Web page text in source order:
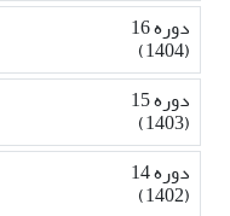
دوره 16
(1404)
دوره 15
(1403)
دوره 14
(1402)